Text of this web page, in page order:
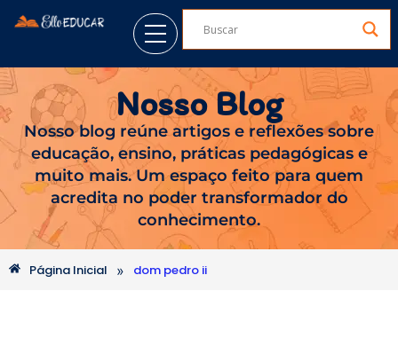
Nosso Blog
Nosso blog reúne artigos e reflexões sobre
educação, ensino, práticas pedagógicas e
muito mais. Um espaço feito para quem
acredita no poder transformador do
conhecimento.
Página Inicial » dom pedro ii